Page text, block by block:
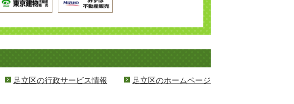
足立区の行政サービス情報 足立区のホームページ